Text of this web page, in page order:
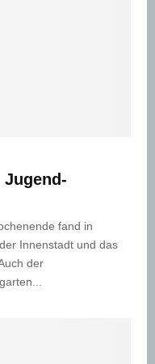
Jugend-
fand in
Innenstadt und das
der